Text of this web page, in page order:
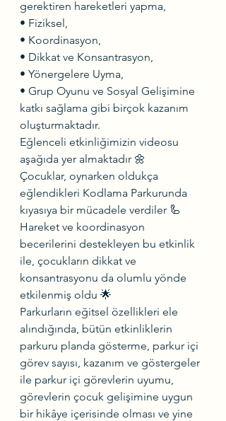
gerektiren hareketleri yapma,
• Fiziksel,
• Koordinasyon,
• Dikkat ve Konsantrasyon,
• Yönergelere Uyma,
• Grup Oyunu ve Sosyal Gelişimine
katkı sağlama gibi birçok kazanım
oluşturmaktadır.
Eğlenceli etkinliğimizin videosu
aşağıda yer almaktadır 🌼
Çocuklar, oynarken oldukça
eğlendikleri Kodlama Parkurunda
kıyasıya bir mücadele verdiler 🦾
Hareket ve koordinasyon
becerilerini destekleyen bu etkinlik
ile, çocukların dikkat ve
konsantrasyonu da olumlu yönde
etkilenmiş oldu 🌟
Parkurların eğitsel özellikleri ele
alındığında, bütün etkinliklerin
parkuru planda gösterme, parkur içi
görev sayısı, kazanım ve göstergeler
ile parkur içi görevlerin uyumu,
görevlerin çocuk gelişimine uygun
bir hikâye içerisinde olması ve yine